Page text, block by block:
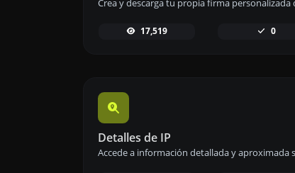
17,519 0
Detalles de IP